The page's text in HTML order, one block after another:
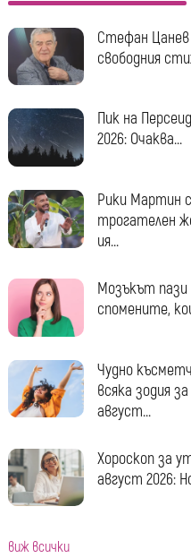
Стефан Цанев
свободния
Пик на
2026: Очаква...
Рики Мартин с
трогателен
ия...
Мозъкът пази
спомените,
Чудно
всяка зодия за
август...
Хороскоп за
август 2026:
виж всички